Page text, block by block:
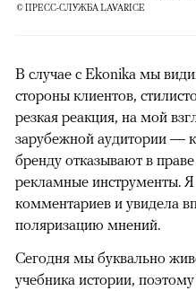
© ПРЕСС-СЛУЖБА LAVARICE
В случае с Ekonika мы
стороны клиентов,
резкая реакция, на мой
зарубежной аудитории —
бренду отказывают в
рекламные инструменты.
комментариев и увидела
поляризацию мнений.
Сегодня мы буквально
учебника истории,